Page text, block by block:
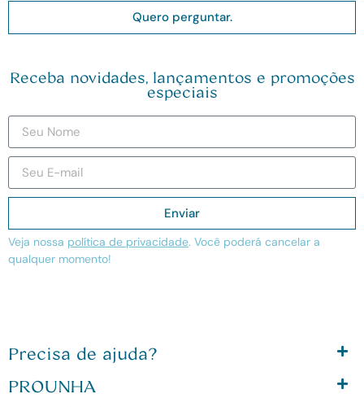
Quero perguntar.
Receba novidades, lançamentos e promoções
especiais
Enviar
Veja nossa política de privacidade. Você poderá cancelar a
qualquer momento!
Precisa de ajuda?
PROUNHA